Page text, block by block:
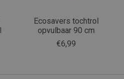
Ecosavers tochtrol
opvulbaar 90 cm
€6,99